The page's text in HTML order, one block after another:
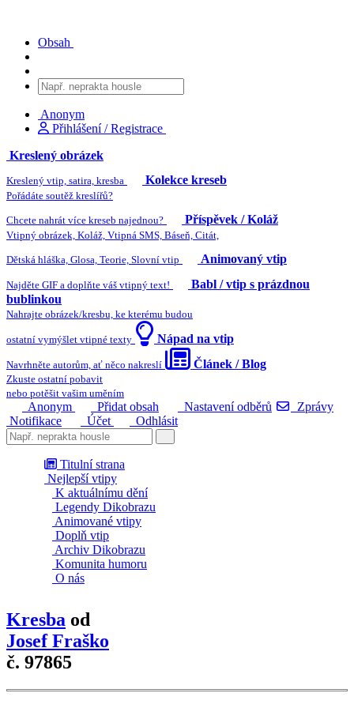
Obsah
Anonym
Přihlášení / Registrace
Kreslený obrázek
Kreslený vtip, satira, kresba Kolekce kreseb
Pořádáte soutěž kreslířů?
Chcete nahrát více kreseb najednou? Příspěvek / Koláž
Vtipný obrázek, Koláž, Vtipná SMS, Báseň, Citát,
Dětská hláška, Glosa, Teorie, Slovní vtip Animovaný vtip
Najděte GIF a doplňte váš vtipný text!
Babl / vtip s prázdnou
bublinkou
Nahrajte obrázek/kresbu, ke kterému budou
ostatní vymýšlet vtipné texty Nápad na vtip
Navrhněte autorům, ať něco nakreslí Článek / Blog
Zkuste ostatní pobavit
nebo potěšit vašim uměním
Anonym Přidat obsah Nastavení odběrů
Zprávy
Notifikace
Účet Odhlásit
Titulní strana
Nejlepší vtipy
K aktuálnímu dění
Legendy Dikobrazu
Animované vtipy
Doplň vtip
Archiv Dikobrazu
Komunita humoru
O nás
Kresba od
Josef Fraško
č. 97865